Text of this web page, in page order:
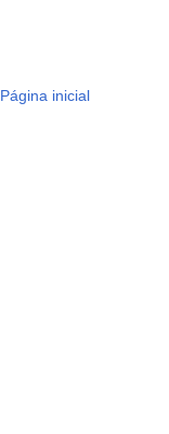
Página inicial